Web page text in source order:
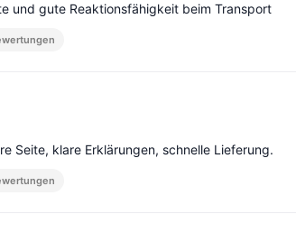
und gute Reaktionsfähigkeit beim Transport
Seite, klare Erklärungen, schnelle Lieferung.